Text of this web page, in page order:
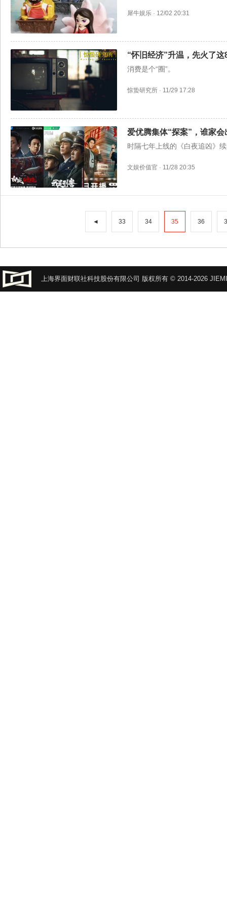
犀牛娱乐 · 12/02 20:31
“怀旧经济”升温，先火了
消费是个“圈”。
惊蛰研究所 · 11/29 17:28
爱优腾集体“探案”，谁家
时隔七年上线的《白夜追凶》
文娱价值官 · 11/28 20:35
◄ 33 34 35 36
上海界面财联社科技股份有限公司 版权所有 © 2014-2026